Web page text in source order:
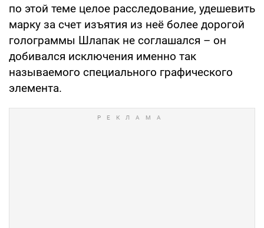
по этой теме целое расследование, удешевить
марку за счет изъятия из неё более дорогой
голограммы Шлапак не соглашался – он
добивался исключения именно так
называемого специального графического
элемента.